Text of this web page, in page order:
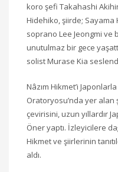
koro şefi Takahashi
Hidehiko, şiirde;
soprano Lee Jeongmi ve
unutulmaz bir gece
solist Murase Kia
Nâzım Hikmet’i
Oratoryosu’nda yer alan
çevirisini, uzun yıllardır
Öner yaptı. İzleyicilere
Hikmet ve şiirlerinin
aldı.